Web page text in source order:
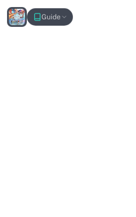
Terra Nativitas Interactive Map
Guide